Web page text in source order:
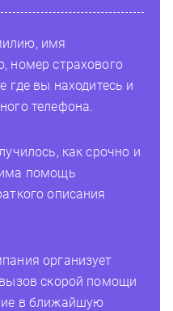
имя
номер страхового
где вы находитесь и
телефона.
как срочно и
помощь
описания
организует
скорой помощи
в ближайшую